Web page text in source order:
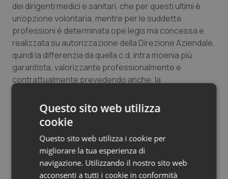
dei dirigenti medici e sanitari, che per questi ultimi è
un’opzione volontaria, mentre per le suddette
professioni è determinata ope legis ma concessa e
realizzata su autorizzazione della Direzione Aziendale,
quindi la differenzia da quella c.d, intra moenia più
garantista, valorizzante professionalmente e
contrattualmente prevedendo anche, la
esclusività, il tutto escluso tassativamente dall’articolo
13 del d,l.76/23.
Se, come si è realizzato nella recente stipula del CCNL
del comparto sanità con il quale si è omogeneizzato il
sistema degli incarichi professionali e gestionali
i professionisti della salute in maniera
Questo sito web utilizza
cookie
Questo sito web utilizza i cookie per
migliorare la tua esperienza di
navigazione. Utilizzando il nostro sito web
acconsenti a tutti i cookie in conformità